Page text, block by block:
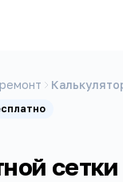
сетки